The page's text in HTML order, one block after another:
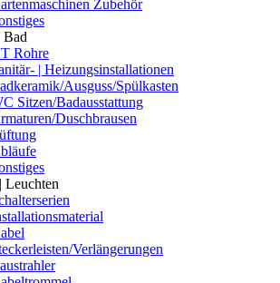
Zubehör
Bad
Rohre
| Heizungsinstallationen
Ausguss/Spülkasten
Sitzen/Badausstattung
Duschbrausen
Leuchten
Verlängerungen